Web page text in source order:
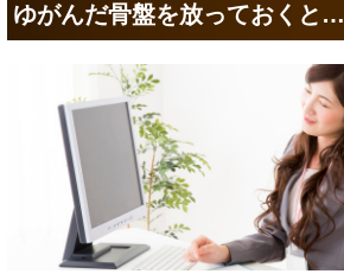
ゆがんだ骨盤を放っておくと…